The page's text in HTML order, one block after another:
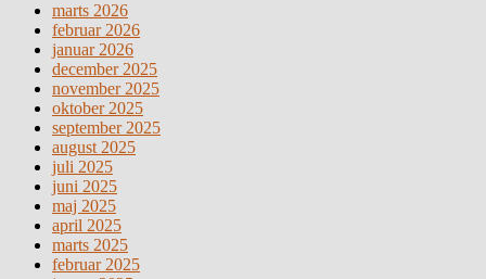
marts 2026
februar 2026
januar 2026
december 2025
november 2025
oktober 2025
september 2025
august 2025
juli 2025
juni 2025
maj 2025
april 2025
marts 2025
februar 2025